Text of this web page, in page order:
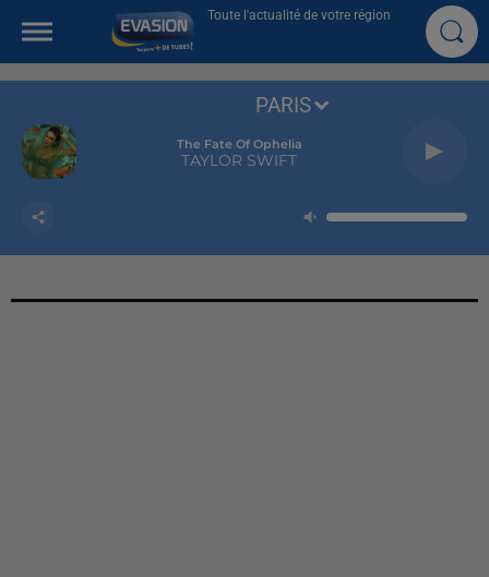
Toute l'actualité de votre région
The Fate Of Ophelia
TAYLOR SWIFT
PARIS